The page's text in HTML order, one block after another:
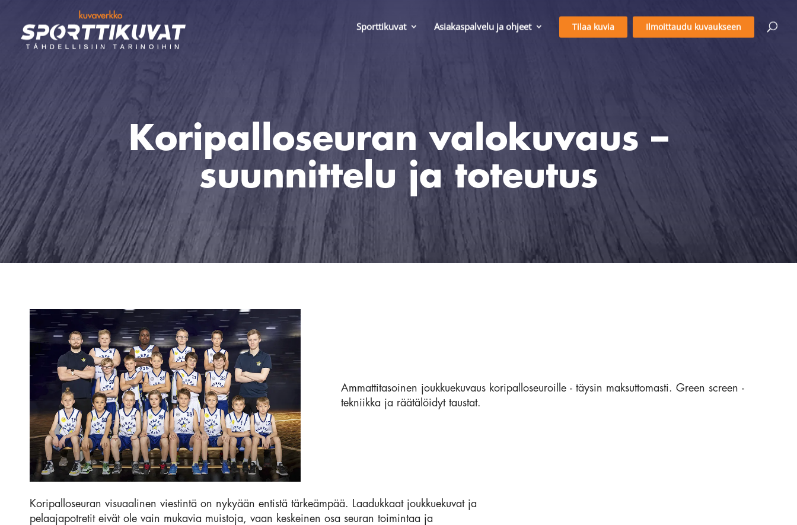
Sporttikuvat Asiakaspalvelu ja ohjeet Tilaa kuvia Ilmoittaudu kuvaukseen
Koripalloseuran valokuvaus –
suunnittelu ja toteutus
Ammattitasoinen joukkuekuvaus koripalloseuroille - täysin maksuttomasti. Green screen -
tekniikka ja räätälöidyt taustat.
Koripalloseuran visuaalinen viestintä on nykyään entistä tärkeämpää. Laadukkaat joukkuekuvat ja
pelaajapotretit eivät ole vain mukavia muistoja, vaan keskeinen osa seuran toimintaa ja